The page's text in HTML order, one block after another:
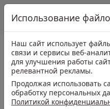
Использование
Наш сайт использует
связи и сервисы веб-
для улучшения работы
релевантной рекламы.
Продолжая использовать
обработку персональных
Политикой